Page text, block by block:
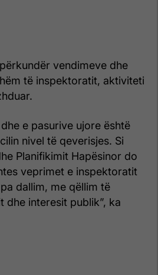
vendimeve dhe
të inspektoratit, aktiviteti
e pasurive ujore është
nivel të qeverisjes. Si
Planifikimit Hapësinor do
veprimet e inspektoratit
dallim, me qëllim të
dhe interesit publik”, ka